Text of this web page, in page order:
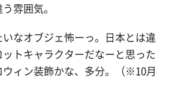
雰囲気。
なオブジェ怖ーっ。日本とは違
トキャラクターだなーと思った
ィン装飾かな、多分。（※10月